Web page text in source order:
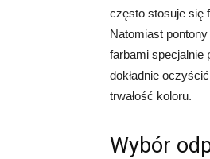
często stosuje się
Natomiast
farbami specjalnie
dokładnie
trwałość koloru.
Wybór